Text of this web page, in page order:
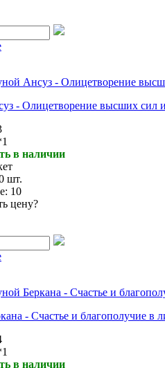
- Олицетворение высших сил
в наличии
шт.
10
цену?
- Счастье и благополучие в
в наличии